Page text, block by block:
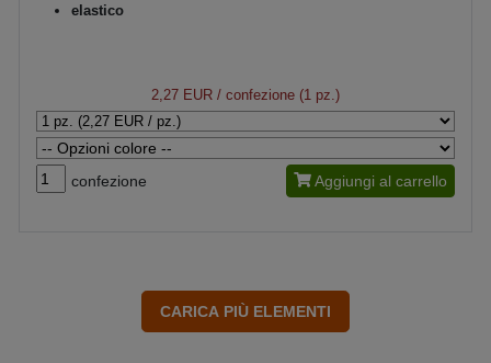
elastico
2,27 EUR / confezione (1 pz.)
confezione Aggiungi al carrello